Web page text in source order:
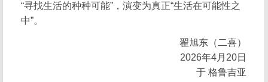
“寻找生活的种种可能”，演变为真正“生活在可能性之
中”。
翟旭东（二喜）
2026年4月20日
于 格鲁吉亚